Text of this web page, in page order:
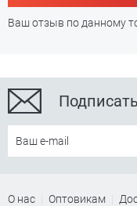
Ваш отзыв по данному
О нас Оптовикам